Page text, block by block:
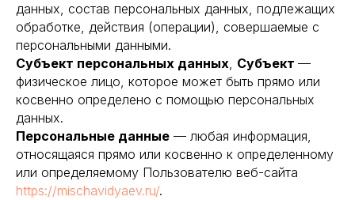
данных, состав персональных данных, подлежащих
обработке, действия (операции), совершаемые с
персональными данными.
Субъект персональных данных, Субъект —
физическое лицо, которое может быть прямо или
косвенно определено с помощью персональных
данных.
Персональные данные — любая информация,
относящаяся прямо или косвенно к определенному
или определяемому Пользователю веб-сайта
https://mischavidyaev.ru/.